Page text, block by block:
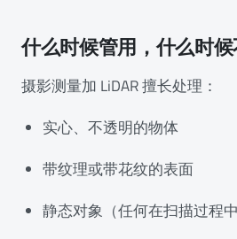
什么时候管用，什么时
摄影测量加 LiDAR 擅长处理：
实心、不透明的物体
带纹理或带花纹的表面
静态对象（任何在扫描过程